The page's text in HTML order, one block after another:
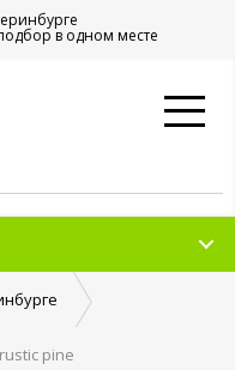
в одном месте
pine